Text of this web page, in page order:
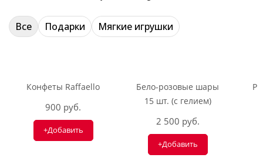
Все Подарки Мягкие игрушки
Конфеты Raffaello
900 руб.
+Добавить
Бело-розовые шары
15 шт. (с гелием)
2 500 руб.
+Добавить